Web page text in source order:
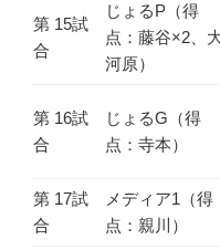
第 15試
合
じょるP（得
点：藤谷×2、
河原）
第 16試
合
じょるG（得
点：寺本）
第 17試
合
メディア1（得
点：親川）